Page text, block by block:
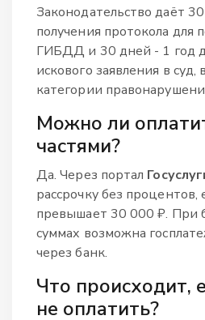
Законодательство даёт
получения протокола для
ГИБДД и 30 дней - 1 год
искового заявления в суд,
категории
Можно ли
частями?
Да. Через портал
рассрочку без
превышает 30 000 ₽. При
суммах возможна
через банк.
Что происходит,
не оплатить?